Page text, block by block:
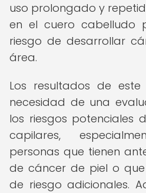
uso prolongado y
en el cuero cabelludo
riesgo de desarrollar
área.
Los resultados de
necesidad de una
los riesgos potenciales
capilares,
personas que tienen
de cáncer de piel o
de riesgo adicionales.